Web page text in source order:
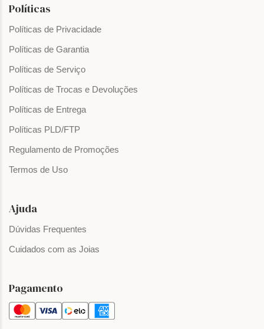
Políticas
Políticas de Privacidade
Políticas de Garantia
Políticas de Serviço
Políticas de Trocas e Devoluções
Políticas de Entrega
Políticas PLD/FTP
Regulamento de Promoções
Termos de Uso
Ajuda
Dúvidas Frequentes
Cuidados com as Joias
Pagamento